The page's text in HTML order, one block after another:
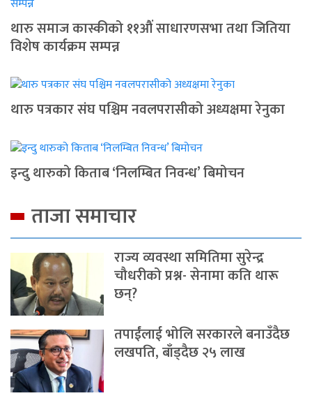
थारु समाज कास्कीको ११औं साधारणसभा तथा जितिया
विशेष कार्यक्रम सम्पन्न
थारु पत्रकार संघ पश्चिम नवलपरासीको अध्यक्षमा रेनुका
इन्दु थारुको किताब ‘निलम्बित निवन्ध’ बिमोचन
ताजा समाचार
राज्य व्यवस्था समितिमा सुरेन्द्र
चौधरीको प्रश्न- सेनामा कति थारू
छन्?
तपाईंलाई भोलि सरकारले बनाउँदैछ
लखपति, बाँड्दैछ २५ लाख